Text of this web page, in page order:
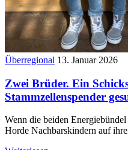
Überregional 13. Januar 2026
Zwei Brüder. Ein
Stammzellenspender
Wenn die beiden
Horde Nachbarskindern auf